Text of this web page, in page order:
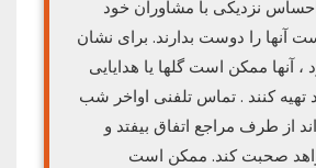
نزدیکی با مشاوران خود
آنها را دوست بدارند. برای نشان
آنها ممکن است گلها یا هدایایی
تهیه کنند . تماس تلفنی اواخر شب
از طرف مراجع اتفاق بیفتد و
صحبت کند. ممکن است